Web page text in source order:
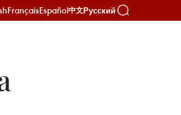
FrançaisEspañol中文Русский